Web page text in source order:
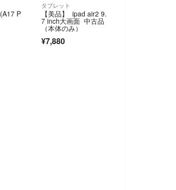
P
タブレット
【美品】 ipad air2 9.
7 inch大画面 中古品
（本体のみ）
¥7,880